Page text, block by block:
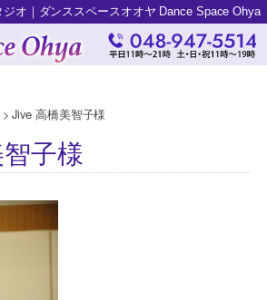
オ｜ダンススペースオオヤ Dance Space Ohya
>Jive 高橋美智子様
子様